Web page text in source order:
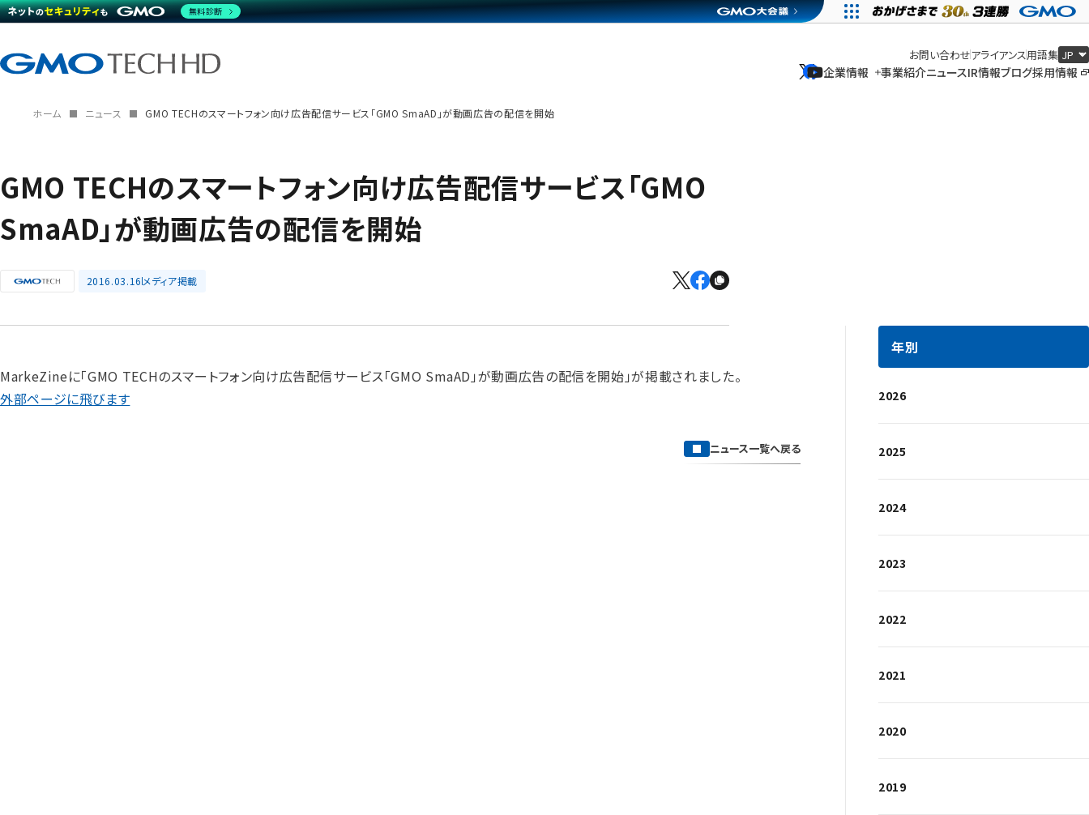
企業情報
企業情報
事業紹介ニュースIR情報ブログ採用情報
お問い合わせアライアンス用語集
ホーム ニュース GMO TECHのスマートフォン向け広告配信サービス「GMO SmaAD」が動画広告の配信を開始
GMO TECHのスマートフォン向け広告配信サービス「GMO
SmaAD」が動画広告の配信を開始
2016.03.16メディア掲載
MarkeZineに「GMO TECHのスマートフォン向け広告配信サービス「GMO SmaAD」が動画広告の配信を開始」が掲載されました。
外部ページに飛びます
ニュース一覧へ戻る
年別
2026
2025
2024
2023
2022
2021
2020
2019
無料診断